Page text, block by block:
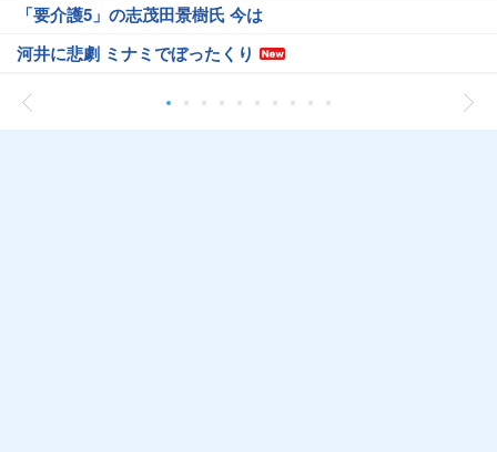
「要介護5」の志茂田景樹氏 今は
河井に悲劇 ミナミでぼったくり